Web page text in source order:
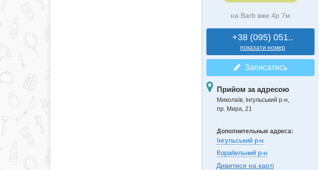
на Barb вже 4р 7м
+38 (095) 051..
показати номер
Записатись
Прийом за адресою
Миколаїв, Інгульський р-н,
пр. Мира, 21
Дополнительные адреса:
Інгульський р-н
Корабельний р-н
Дивитися на карті